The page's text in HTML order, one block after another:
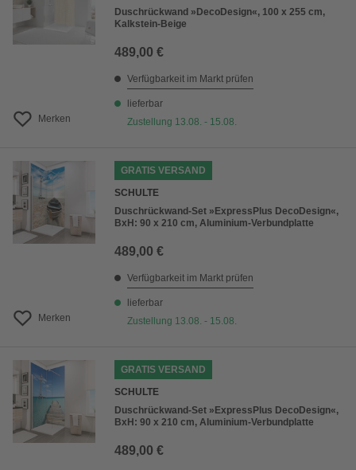
Merken
Duschrückwand »DecoDesign«, 100 x 255 cm,
Kalkstein-Beige
489,00 €
Verfügbarkeit im Markt prüfen
lieferbar
Zustellung 13.08. - 15.08.
Merken
GRATIS VERSAND
SCHULTE
Duschrückwand-Set »ExpressPlus DecoDesign«,
BxH: 90 x 210 cm, Aluminium-Verbundplatte
489,00 €
Verfügbarkeit im Markt prüfen
lieferbar
Zustellung 13.08. - 15.08.
GRATIS VERSAND
SCHULTE
Duschrückwand-Set »ExpressPlus DecoDesign«,
BxH: 90 x 210 cm, Aluminium-Verbundplatte
489,00 €